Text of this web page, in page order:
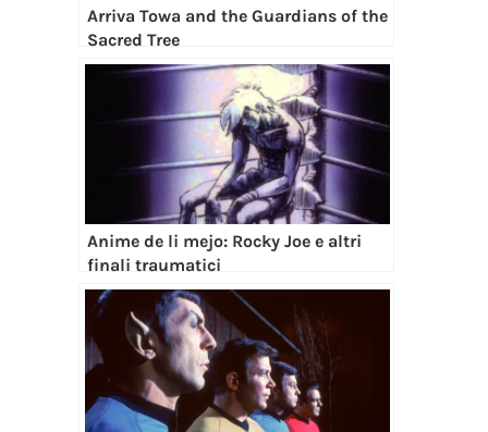
Arriva Towa and the Guardians of the
Sacred Tree
Anime de li mejo: Rocky Joe e altri
finali traumatici